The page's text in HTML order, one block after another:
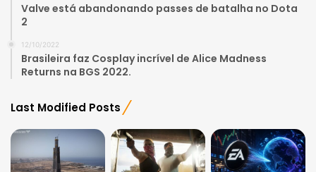
Valve está abandonando passes de batalha no Dota
2
12/10/2022
Brasileira faz Cosplay incrível de Alice Madness
Returns na BGS 2022.
Last Modified Posts